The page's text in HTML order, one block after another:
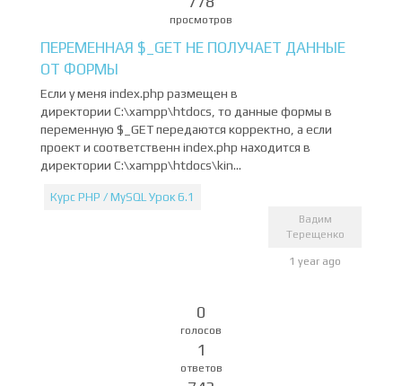
просмотров
ПЕРЕМЕННАЯ $_GET НЕ ПОЛУЧАЕТ ДАННЫЕ
ОТ ФОРМЫ
Если у меня index.php размещен в
директории C:\xampp\htdocs, то данные формы в
переменную $_GET передаются корректно, а если
проект и соответственн index.php находится в
директории C:\xampp\htdocs\kin...
Курс PHP / MySQL Урок 6.1
Вадим
Терещенко
1 year ago
0
голосов
1
ответов